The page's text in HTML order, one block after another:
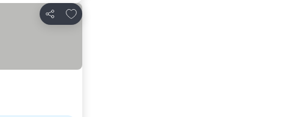
Compartir
Agregar a favoritos